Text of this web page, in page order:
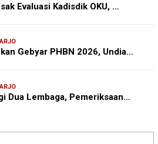
Evaluasi Kadisdik OKU, …
Gebyar PHBN 2026, Undia…
Dua Lembaga, Pemeriksaan…